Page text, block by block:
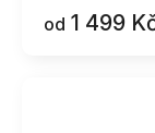
od 1 499